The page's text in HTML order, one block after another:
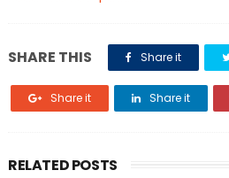
SHARE THIS Share it
Share it Share it
RELATED POSTS